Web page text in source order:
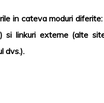
in cateva moduri
si linkuri externe (alte
dvs.).